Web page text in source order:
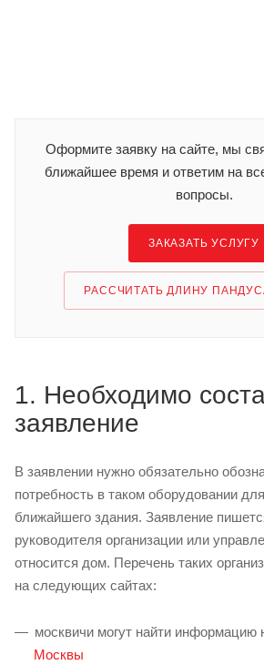
Оформите заявку на сайте, мы
ближайшее время и ответим на
вопросы.
ЗАКАЗАТЬ УСЛУГУ
РАССЧИТАТЬ ДЛИНУ
1. Необходимо
заявление
В заявлении нужно обязательно
потребность в таком оборудовании
ближайшего здания. Заявление
руководителя организации или
относится дом. Перечень таких
на следующих сайтах:
москвичи могут найти информацию
Москвы